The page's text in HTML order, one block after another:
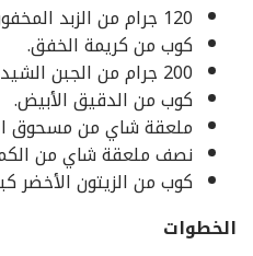
120 جرام من الزبد المخفوق.
كوب من كريمة الخفق.
200 جرام من الجبن الشيدر المبشور.
كوب من الدقيق الأبيض.
ملعقة شاي من مسحوق
نصف ملعقة شاي من
كوب من الزيتون الأخضر
الخطوات